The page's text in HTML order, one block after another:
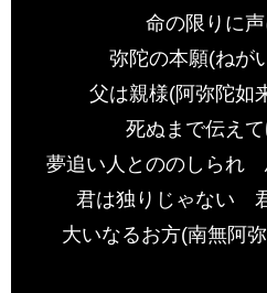
命の限りに
弥陀の本願(ねが
父は親様(阿弥陀
死ぬまで伝え
夢追い人とののしられ
君は独りじゃない
大いなるお方(南無阿